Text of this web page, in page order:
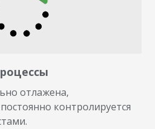
отлажена,
контролируется